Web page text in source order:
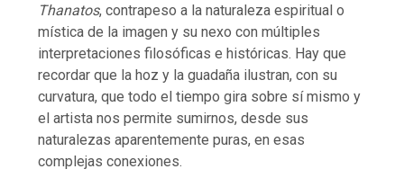
Thanatos, contrapeso a la naturaleza espiritual o
mística de la imagen y su nexo con múltiples
interpretaciones filosóficas e históricas. Hay que
recordar que la hoz y la guadaña ilustran, con su
curvatura, que todo el tiempo gira sobre sí mismo y
el artista nos permite sumirnos, desde sus
naturalezas aparentemente puras, en esas
complejas conexiones.